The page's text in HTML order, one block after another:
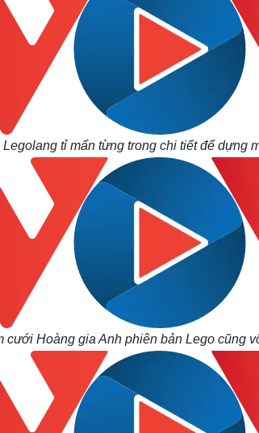
tỉ mẩn từng trong chi tiết để dựng
cưới Hoàng gia Anh phiên bản Lego cũng